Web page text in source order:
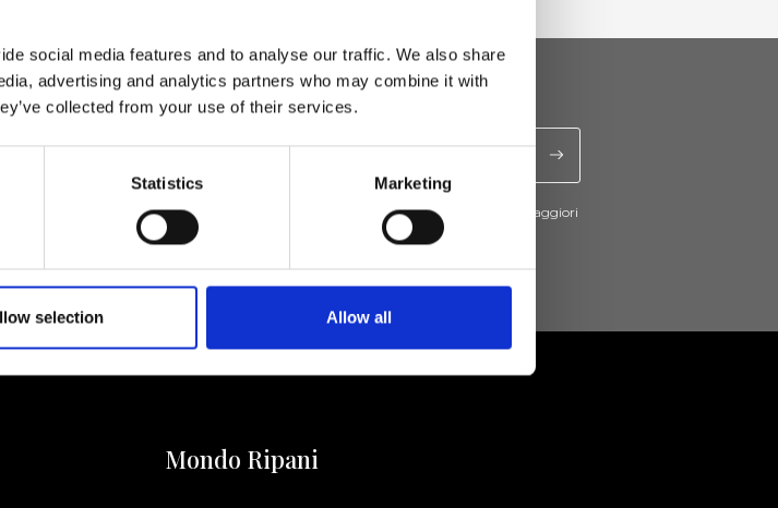
social media features and to analyse our traffic. We also share
advertising and analytics partners who may combine it with
collected from your use of their services.
Statistics Marketing
selection Allow all
Acconsento a ricevere novità e promo da Ripani. Per maggiori
informazioni consulta la
Privacy Policy
Mondo Ripani